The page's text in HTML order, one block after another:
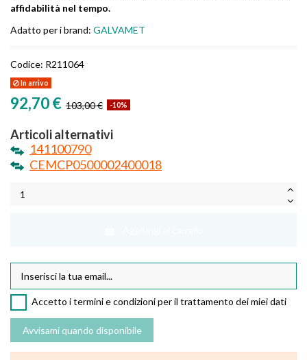
affidabilità nel tempo.
Adatto per i brand: GALVAMET
Codice: R211064
In arrivo
92,70 € 103,00 € -10%
Articoli alternativi
141100790
CEMCP0500002400018
Accetto i termini e condizioni per il trattamento dei miei dati